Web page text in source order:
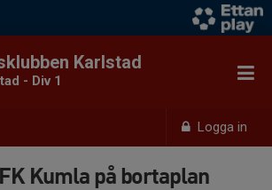
Logga in
Karlstad
- Div 1
Kumla på bortaplan